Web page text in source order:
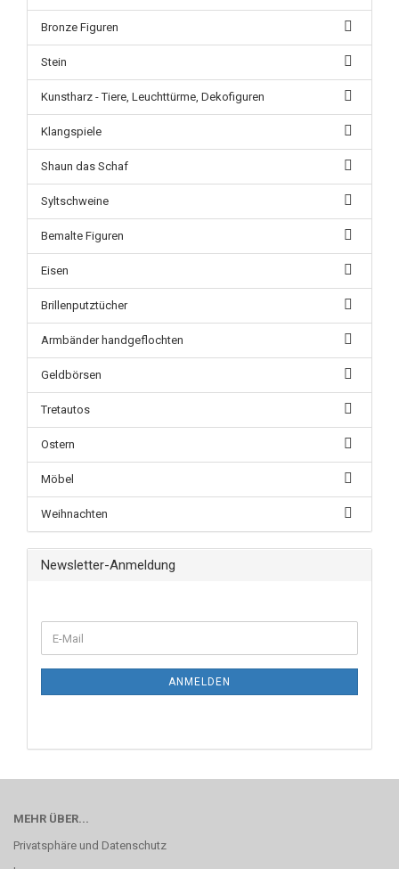
Bronze Figuren
Stein
Kunstharz - Tiere, Leuchttürme, Dekofiguren
Klangspiele
Shaun das Schaf
Syltschweine
Bemalte Figuren
Eisen
Brillenputztücher
Armbänder handgeflochten
Geldbörsen
Tretautos
Ostern
Möbel
Weihnachten
Newsletter-Anmeldung
ANMELDEN
MEHR ÜBER...
Privatsphäre und Datenschutz